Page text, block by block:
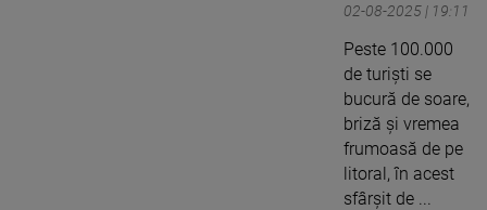
02-08-2025 | 19:11
Peste 100.000
de turiști se
bucură de soare,
briză și vremea
frumoasă de pe
litoral, în acest
sfârșit de ...